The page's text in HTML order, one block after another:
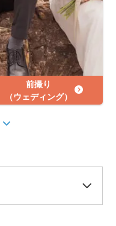
前撮り
（ウェディング）